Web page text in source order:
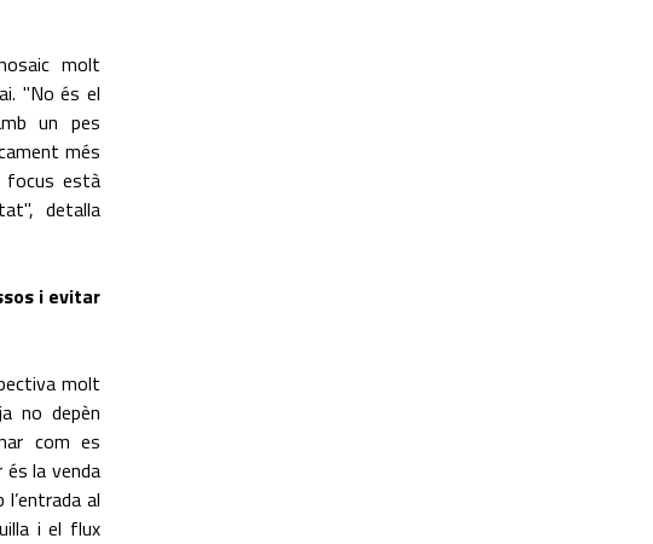
molt
"No és el
un pes
més
focus està
detalla
i evitar
molt
no depèn
com es
és la venda
al
i el flux